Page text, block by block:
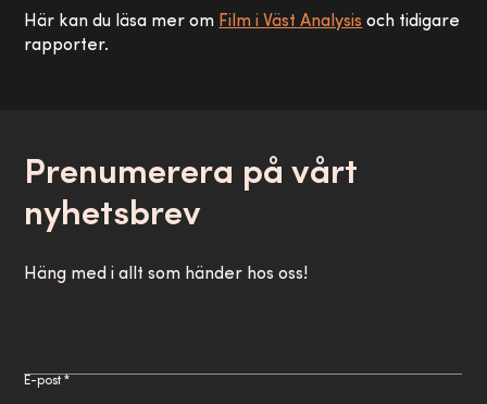
Här kan du läsa mer om Film i Väst Analysis och tidigare
rapporter.
Prenumerera på vårt
nyhetsbrev
Häng med i allt som händer hos oss!
E-post *